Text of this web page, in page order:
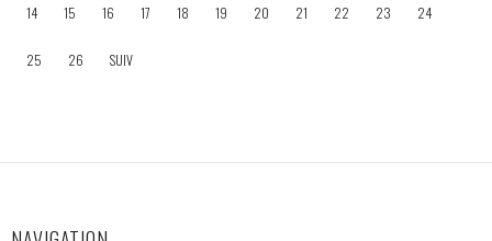
14 15 16 17 18 19 20 21 22 23 24
25 26 SUIV